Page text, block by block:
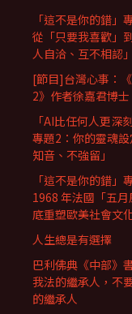
「這不是你的錯」
從「只要我喜歡」
人自洽、互不相認」
[節目]台灣心事：
2》作者徐嘉君博士
「AI比任何人更深
專題2：你的靈魂
知音、不強留」
「這不是你的錯」
1968 年法國「五
底重塑歐美社會文
人生總是有選擇
巴利佛典《中部》
我法的繼承人，不
的繼承人